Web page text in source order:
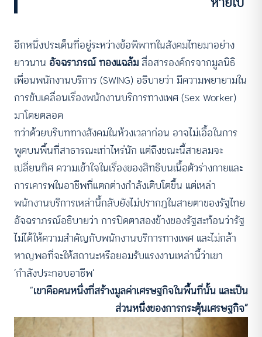
อีกหนึ่งประเด็นที่อยู่ระหว่างข้อพิพาทในสังคมไทยมาอย่าง
ยาวนาน อัจฉราภรณ์ ทองแฉล้มสื่อสารองค์กรจากมูลนิธิ
เพื่อนพนักงานบริการ (SWING) อธิบายว่า มีความพยายามใน
การขับเคลื่อนเรื่องพนักงานบริการทางเพศ (Sex Worker)
มาโดยตลอด
ทว่าด้วยบริบททางสังคมในห้วงเวลาก่อน อาจไม่เอื้อในการ
พูดบนพื้นที่สาธารณะเท่าไหร่นัก แต่ถึงขณะนี้สายลมจะ
เปลี่ยนทิศ ความเข้าใจในเรื่องของสิทธิบนเนื้อตัวร่างกายและ
การเคารพในอาชีพที่แตกต่างกำลังเติบโตขึ้น แต่เหล่า
พนักงานบริการเหล่านี้กลับยังไม่ปรากฏในสายตาของรัฐไทย
อัจฉราภรณ์อธิบายว่า การปิดตาสองข้างของรัฐสะท้อนว่ารัฐ
ไม่ได้ให้ความสำคัญกับพนักงานบริการทางเพศ และไม่กล้า
หาญพอที่จะให้สถานะหรือยอมรับแรงงานเหล่านี้ว่าเขา
‘กำลังประกอบอาชีพ’
“เขาคือคนหนึ่งที่สร้างมูลค่าเศรษฐกิจในพื้นที่นั้น และเป็น
ส่วนหนึ่งของการกระตุ้นเศรษฐกิจ”